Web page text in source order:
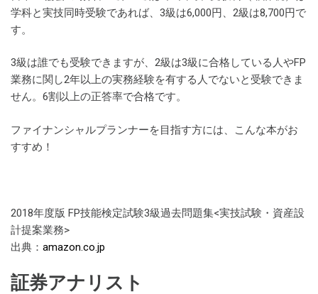
学科と実技同時受験であれば、3級は6,000円、2級は8,700円で
す。
3級は誰でも受験できますが、2級は3級に合格している人やFP
業務に関し2年以上の実務経験を有する人でないと受験できま
せん。6割以上の正答率で合格です。
ファイナンシャルプランナーを目指す方には、こんな本がお
すすめ！
2018年度版 FP技能検定試験3級過去問題集<実技試験・資産設
計提案業務>
出典： amazon.co.jp
証券アナリスト